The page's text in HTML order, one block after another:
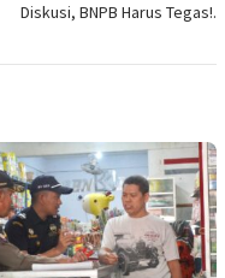
Diskusi, BNPB Harus Tegas!.